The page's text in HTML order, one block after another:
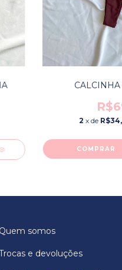
2 x de
COMPRAR
Quem somos
e devoluções